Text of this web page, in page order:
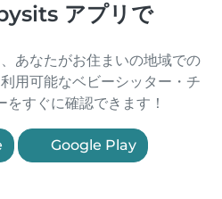
アプリで
あなたがお住まいの地域での
用可能なベビーシッター・チ
をすぐに確認できます！
Google Play